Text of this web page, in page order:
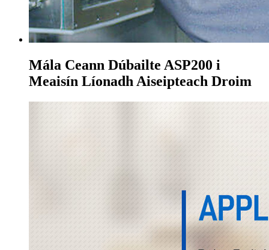
Mála Ceann Dúbailte ASP200 i
Meaisín Líonadh Aiseipteach Droim